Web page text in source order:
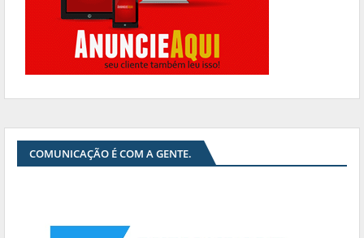
COMUNICAÇÃO É COM A GENTE.